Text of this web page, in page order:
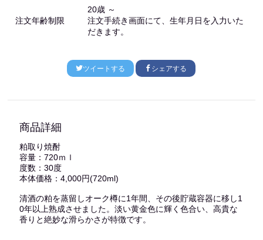
注文年齢制限
20歳 ～
注文手続き画面にて、生年月日を入力いた
だきます。
ツイートする シェアする
商品詳細
粕取り焼酎
容量：720ｍｌ
度数：30度
本体価格：4,000円(720ml)
清酒の粕を蒸留しオーク樽に1年間、その後貯蔵容器に移し1
0年以上熟成させました。淡い黄金色に輝く色合い、高貴な
香りと絶妙な滑らかさが特徴です。